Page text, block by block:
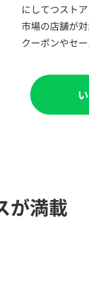
にしてつスト
市場の店舗が対
クーポンやセ
が満載